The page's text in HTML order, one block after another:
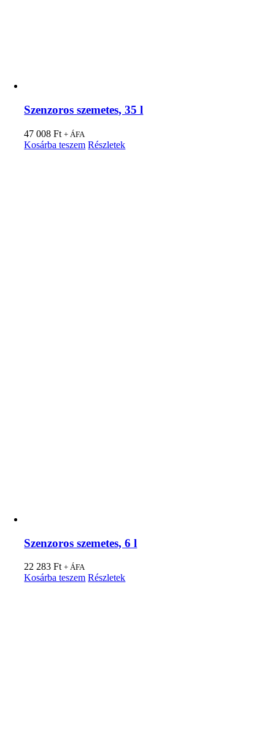
Szenzoros szemetes, 35 l
47 008Ft + ÁFA
Kosárba teszem Részletek
Szenzoros szemetes, 6 l
22 283Ft + ÁFA
Kosárba teszem Részletek